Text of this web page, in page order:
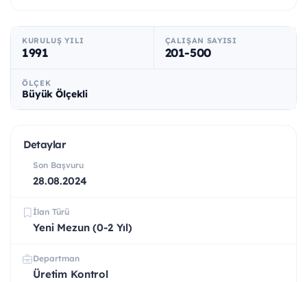
KURULUŞ YILI
1991
ÇALIŞAN SAYISI
201-500
ÖLÇEK
Büyük Ölçekli
Detaylar
Son Başvuru
28.08.2024
İlan Türü
Yeni Mezun (0-2 Yıl)
Departman
Üretim Kontrol